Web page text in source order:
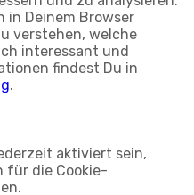
in Deinem Browser
verstehen, welche
interessant und
findest Du in
.
aktiviert sein,
für die Cookie-